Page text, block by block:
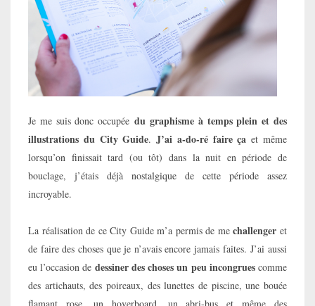
Je me suis donc occupéedu graphisme à temps plein et des
illustrations du City Guide.J’ai a-do-ré faire ça et même
lorsqu’on finissait tard (ou tôt) dans la nuit en période de
bouclage, j’étais déjà nostalgique de cette période assez
incroyable.
La réalisation de ce City Guide m’a permis de mechallenger et
de faire des choses que je n’avais encore jamais faites.J’ai aussi
eu l’occasion de dessiner des choses un peu incongruescomme
des artichauts, des poireaux, des lunettes de piscine, une bouée